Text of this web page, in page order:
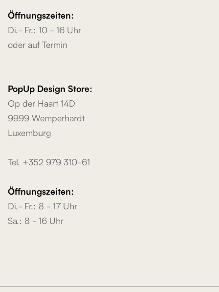
Öffnungszeiten:
Di.- Fr.: 10 - 16 Uhr
oder auf Termin
PopUp Design Store:
Op der Haart 14D
9999 Wemperhardt
Luxemburg
Tel. +352 979 310-61
Öffnungszeiten:
Di.- Fr.: 8 - 17 Uhr
Sa.: 8 - 16 Uhr